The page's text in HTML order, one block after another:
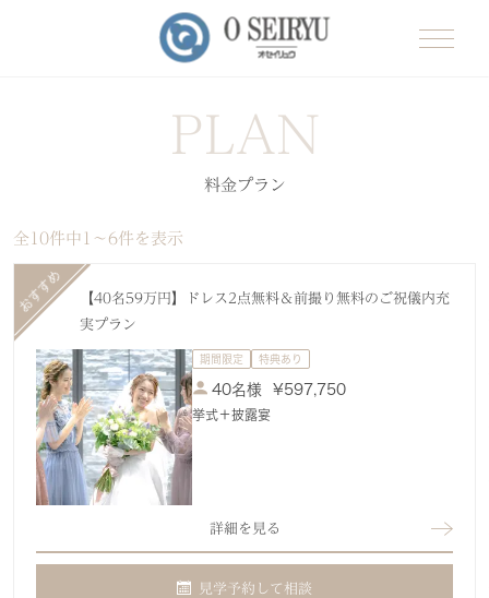
PLAN
料金プラン
全10件中1〜6件を表示
【40名59万円】ドレス2点無料＆前撮り無料のご祝儀内充
実プラン
期間限定 特典あり
40名様 ¥597,750
挙式＋披露宴
詳細を見る
見学予約して相談